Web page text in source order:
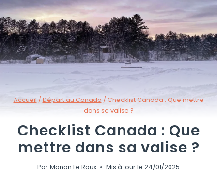
Accueil / Départ au Canada / Checklist Canada : Que mettre
dans sa valise ?
Checklist Canada : Que
mettre dans sa valise ?
Par Manon Le Roux Mis à jour le 24/01/2025